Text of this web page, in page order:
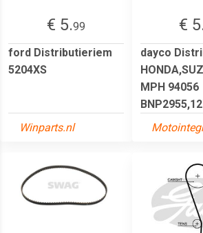
€ 5.99
ford Distributieriem
5204XS
Winparts.nl
€
dayco
MPH 94056